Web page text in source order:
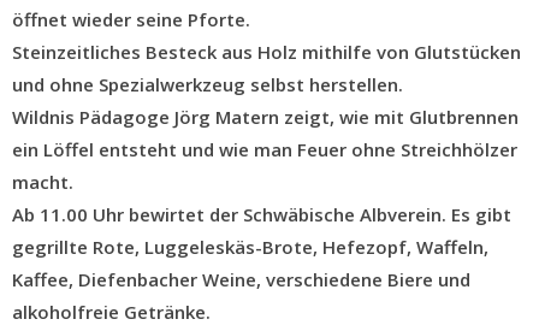
öffnet wieder seine Pforte.
Steinzeitliches Besteck aus Holz mithilfe von Glutstücken
und ohne Spezialwerkzeug selbst herstellen.
Wildnis Pädagoge Jörg Matern zeigt, wie mit Glutbrennen
ein Löffel entsteht und wie man Feuer ohne Streichhölzer
macht.
Ab 11.00 Uhr bewirtet der Schwäbische Albverein. Es gibt
gegrillte Rote, Luggeleskäs-Brote, Hefezopf, Waffeln,
Kaffee, Diefenbacher Weine, verschiedene Biere und
alkoholfreie Getränke.